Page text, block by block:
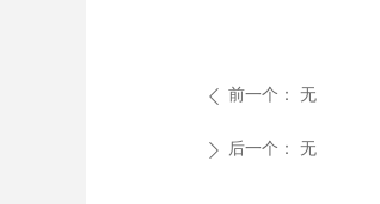
ꄴ 前一个： 无
ꄲ 后一个： 无